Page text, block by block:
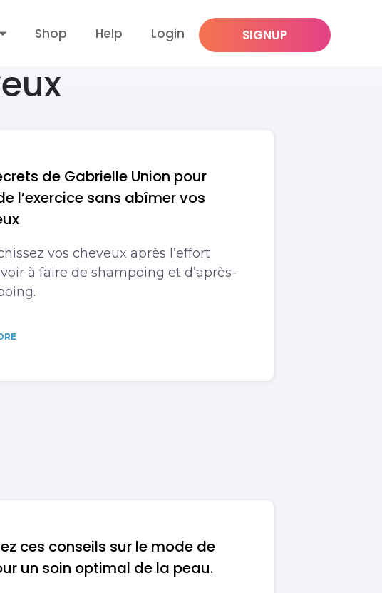
Shop Help Login SIGNUP
de Gabrielle Union pour
l’exercice sans abîmer vos
vos cheveux après l’effort
à faire de shampoing et d’après-
ces conseils sur le mode de
un soin optimal de la peau.